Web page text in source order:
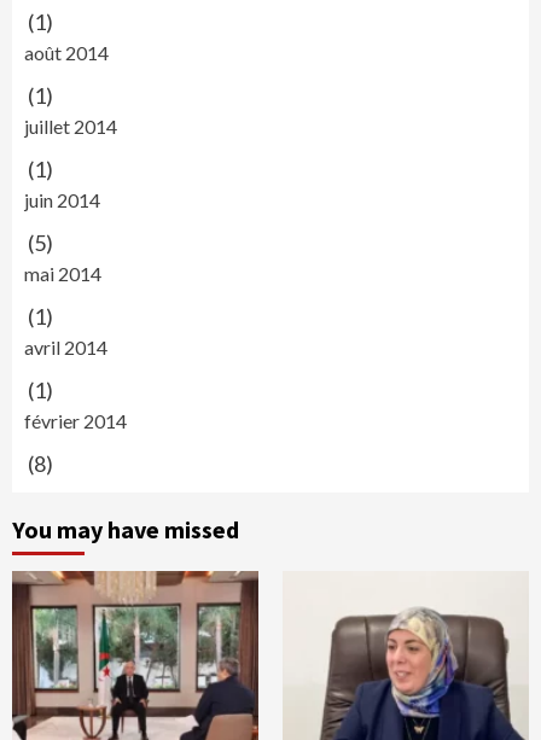
(1)
août 2014
(1)
juillet 2014
(1)
juin 2014
(5)
mai 2014
(1)
avril 2014
(1)
février 2014
(8)
You may have missed